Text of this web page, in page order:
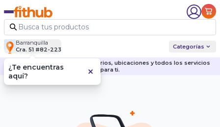
Barranquilla
Cra. 51 #82-223
Categorías
Descubre nuestras sedes, horarios, ubicaciones y todos los servicios
para ti.
¿Te encuentras
aquí?